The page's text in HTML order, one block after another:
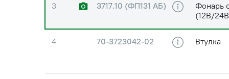
3 3717.10 (ФП131 АБ)
Фонарь
(12В/
4 70-3723042-02 Втулка